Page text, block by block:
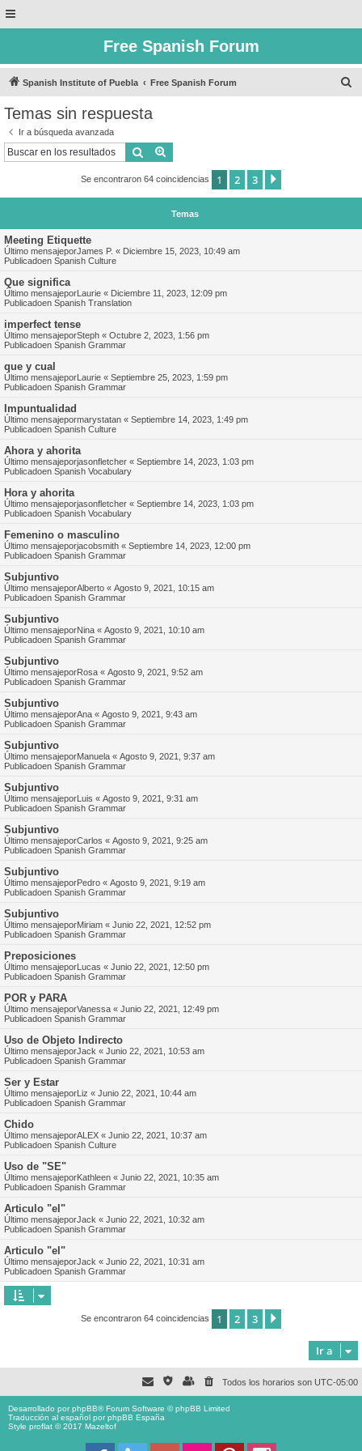
Free Spanish Forum
Spanish Institute of Puebla Free Spanish Forum
Temas sin respuesta
Ir a búsqueda avanzada
Buscar
Se encontraron 64 coincidencias 1 2 3
Temas
Meeting Etiquette
Último mensajeporJames P. « Diciembre 15, 2023, 10:49 am
Publicadoen Spanish Culture
Que significa
Último mensajeporLaurie « Diciembre 11, 2023, 12:09 pm
Publicadoen Spanish Translation
imperfect tense
Último mensajeporSteph « Octubre 2, 2023, 1:56 pm
Publicadoen Spanish Grammar
que y cual
Último mensajeporLaurie « Septiembre 25, 2023, 1:59 pm
Publicadoen Spanish Grammar
Impuntualidad
Último mensajepormarystatan « Septiembre 14, 2023, 1:49 pm
Publicadoen Spanish Culture
Ahora y ahorita
Último mensajeporjasonfletcher « Septiembre 14, 2023, 1:03 pm
Publicadoen Spanish Vocabulary
Hora y ahorita
Último mensajeporjasonfletcher « Septiembre 14, 2023, 1:03 pm
Publicadoen Spanish Vocabulary
Femenino o masculino
Último mensajeporjacobsmith « Septiembre 14, 2023, 12:00 pm
Publicadoen Spanish Grammar
Subjuntivo
Último mensajeporAlberto « Agosto 9, 2021, 10:15 am
Publicadoen Spanish Grammar
Subjuntivo
Último mensajeporNina « Agosto 9, 2021, 10:10 am
Publicadoen Spanish Grammar
Subjuntivo
Último mensajeporRosa « Agosto 9, 2021, 9:52 am
Publicadoen Spanish Grammar
Subjuntivo
Último mensajeporAna « Agosto 9, 2021, 9:43 am
Publicadoen Spanish Grammar
Subjuntivo
Último mensajeporManuela « Agosto 9, 2021, 9:37 am
Publicadoen Spanish Grammar
Subjuntivo
Último mensajeporLuis « Agosto 9, 2021, 9:31 am
Publicadoen Spanish Grammar
Subjuntivo
Último mensajeporCarlos « Agosto 9, 2021, 9:25 am
Publicadoen Spanish Grammar
Subjuntivo
Último mensajeporPedro « Agosto 9, 2021, 9:19 am
Publicadoen Spanish Grammar
Subjuntivo
Último mensajeporMiriam « Junio 22, 2021, 12:52 pm
Publicadoen Spanish Grammar
Preposiciones
Último mensajeporLucas « Junio 22, 2021, 12:50 pm
Publicadoen Spanish Grammar
POR y PARA
Último mensajeporVanessa « Junio 22, 2021, 12:49 pm
Publicadoen Spanish Grammar
Uso de Objeto Indirecto
Último mensajeporJack « Junio 22, 2021, 10:53 am
Publicadoen Spanish Grammar
Ser y Estar
Último mensajeporLiz « Junio 22, 2021, 10:44 am
Publicadoen Spanish Grammar
Chido
Último mensajeporALEX « Junio 22, 2021, 10:37 am
Publicadoen Spanish Culture
Uso de "SE"
Último mensajeporKathleen « Junio 22, 2021, 10:35 am
Publicadoen Spanish Grammar
Articulo "el"
Último mensajeporJack « Junio 22, 2021, 10:32 am
Publicadoen Spanish Grammar
Articulo "el"
Último mensajeporJack « Junio 22, 2021, 10:31 am
Publicadoen Spanish Grammar
Se encontraron 64 coincidencias 1 2 3
Ir a
Todos los horarios son UTC-05:00
Desarrollado porphpBB® Forum Software © phpBB Limited
Traducción al español porphpBB España
Style proflat © 2017 Mazeltof